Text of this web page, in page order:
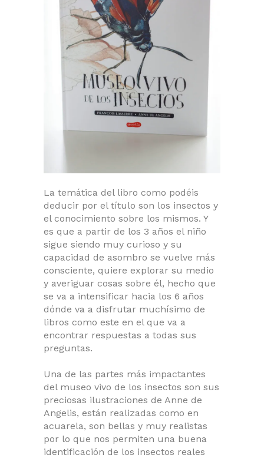
La temática del libro como podéis
deducir por el título son los insectos y
el conocimiento sobre los mismos. Y
es que a partir de los 3 años el niño
sigue siendo muy curioso y su
capacidad de asombro se vuelve más
consciente, quiere explorar su medio
y averiguar cosas sobre él, hecho que
se va a intensificar hacia los 6 años
dónde va a disfrutar muchísimo de
libros como este en el que va a
encontrar respuestas a todas sus
preguntas.
Una de las partes más impactantes
del museo vivo de los insectos son sus
preciosas ilustraciones de Anne de
Angelis, están realizadas como en
acuarela, son bellas y muy realistas
por lo que nos permiten una buena
identificación de los insectos reales